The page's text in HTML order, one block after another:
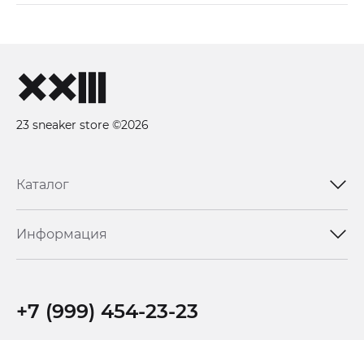
23 sneaker store ©2026
Каталог
Информация
+7 (999) 454-23-23